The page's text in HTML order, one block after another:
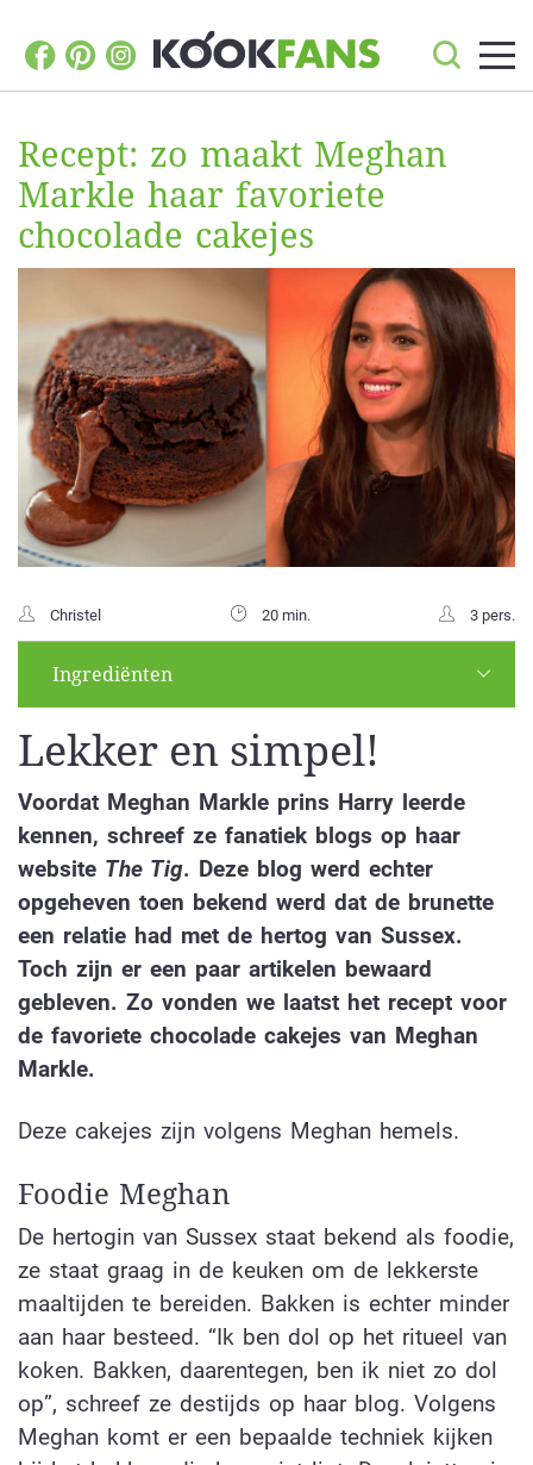
Recept: zo maakt Meghan
Markle haar favoriete
chocolade cakejes
Christel 20 min. 3 pers.
Ingrediënten
Lekker en simpel!
Voordat Meghan Markle prins Harry leerde
kennen, schreef ze fanatiek blogs op haar
website The Tig. Deze blog werd echter
opgeheven toen bekend werd dat de brunette
een relatie had met de hertog van Sussex.
Toch zijn er een paar artikelen bewaard
gebleven. Zo vonden we laatst het recept voor
de favoriete chocolade cakejes van Meghan
Markle.
Deze cakejes zijn volgens Meghan hemels.
Foodie Meghan
De hertogin van Sussex staat bekend als foodie,
ze staat graag in de keuken om de lekkerste
maaltijden te bereiden. Bakken is echter minder
aan haar besteed. “Ik ben dol op het ritueel van
koken. Bakken, daarentegen, ben ik niet zo dol
op”, schreef ze destijds op haar blog. Volgens
Meghan komt er een bepaalde techniek kijken